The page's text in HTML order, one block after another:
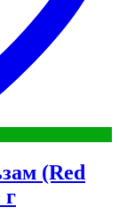
(Red
г